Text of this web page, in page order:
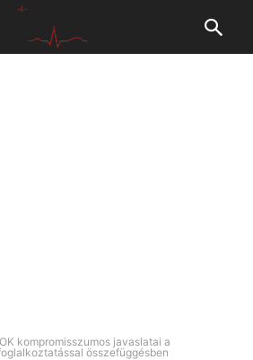
kompromisszumos javaslatai a
összefüggésben